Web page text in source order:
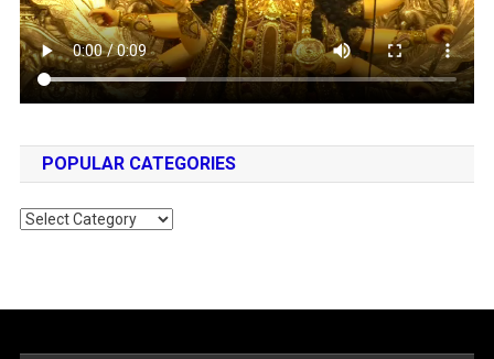
POPULAR CATEGORIES
Popular